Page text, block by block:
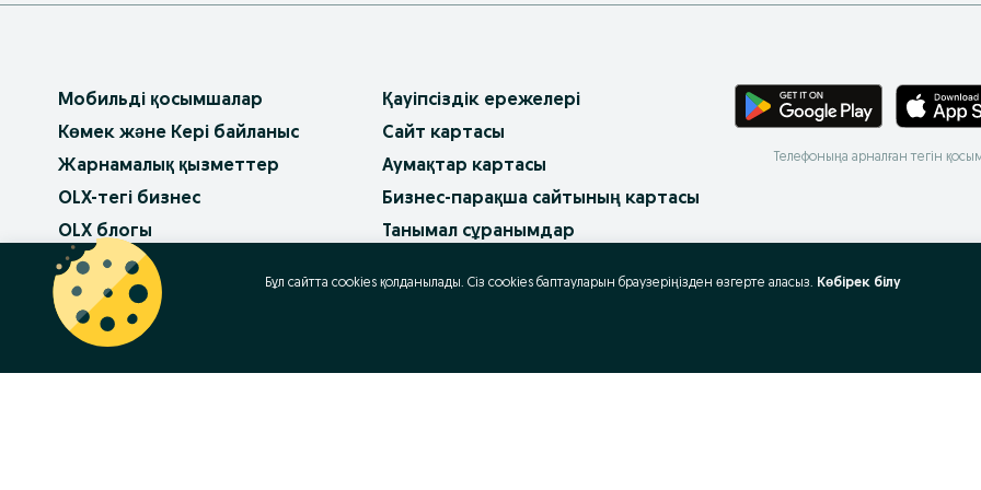
Мобильді қосымшалар
Көмек және Кері байланыс
Жарнамалық қызметтер
OLX-тегі бизнес
OLX блогы
Пайдалану шарттары
Құпиялылық саясаты
Баннерлік жарнама
Қауіпсіздік ережелері
Сайт картасы
Аумақтар картасы
Бизнес-парақша сайтының картасы
Танымал сұранымдар
Телефоныңа арналған тегін
Бұл сайтта cookies қолданылады. Сіз cookies баптауларын браузеріңізден өзгерте аласыз. Көбірек білу